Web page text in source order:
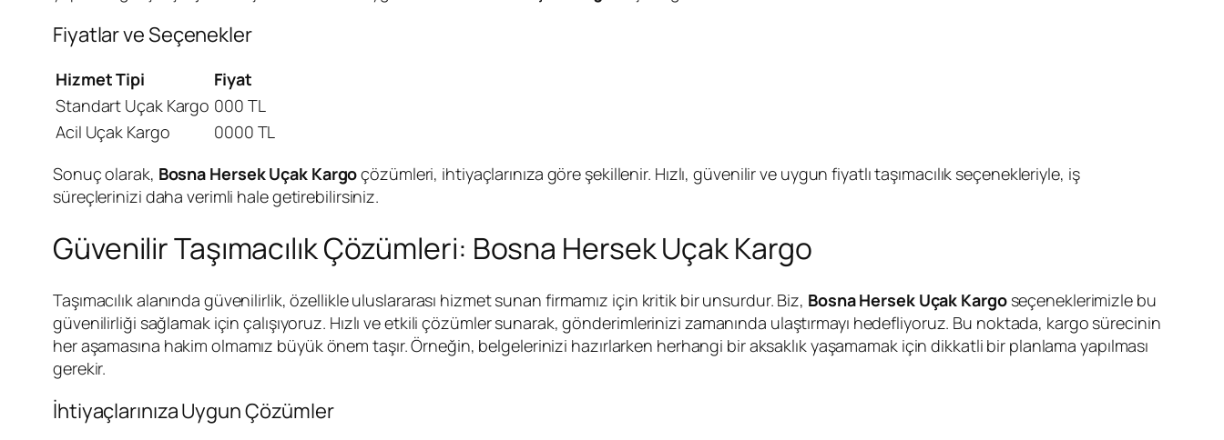
Fiyatlar ve Seçenekler
Hizmet Tipi
Fiyat
Standart Uçak Kargo 000 TL
Acil Uçak Kargo
0000 TL
Sonuç olarak, Bosna Hersek Uçak Kargoçözümleri, ihtiyaçlarınıza göre şekillenir. Hızlı, güvenilir ve uygun fiyatlı taşımacılık seçenekleriyle, iş
süreçlerinizi daha verimli hale getirebilirsiniz.
Güvenilir Taşımacılık Çözümleri: Bosna Hersek Uçak Kargo
Taşımacılık alanında güvenilirlik, özellikle uluslararası hizmet sunan firmamız için kritik bir unsurdur. Biz, Bosna Hersek Uçak Kargoseçeneklerimizle bu
güvenilirliği sağlamak için çalışıyoruz. Hızlı ve etkili çözümler sunarak, gönderimlerinizi zamanında ulaştırmayı hedefliyoruz. Bu noktada, kargo sürecinin
her aşamasına hakim olmamız büyük önem taşır. Örneğin, belgelerinizi hazırlarken herhangi bir aksaklık yaşamamak için dikkatli bir planlama yapılması
gerekir.
İhtiyaçlarınıza Uygun Çözümler